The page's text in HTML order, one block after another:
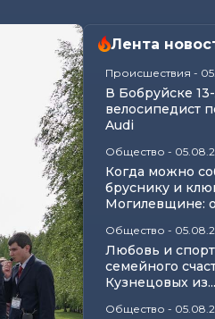
Лента
Происшествия -
В Бобруйске
велосипедист
Audi
Общество -
Когда можно
бруснику и
Могилевщине:
Общество -
Любовь и
семейного
Кузнецовых из...
Общество -